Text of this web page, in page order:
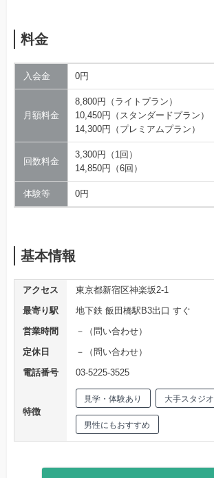
料金
入会金 0円
月額料金
8,800円（ライトプラン）
10,450円（スタンダードプラン）
14,300円（プレミアムプラン）
回数料金
3,300円（1回）
14,850円（6回）
体験等 0円
基本情報
アクセス
東京都新宿区神楽坂2-1
最寄り駅
地下鉄 飯田橋駅B3出口 すぐ
営業時間
－（問い合わせ）
定休日
－（問い合わせ）
電話番号
03-5225-3525
特徴
見学・体験あり 大手スタジオ
男性にもおすすめ